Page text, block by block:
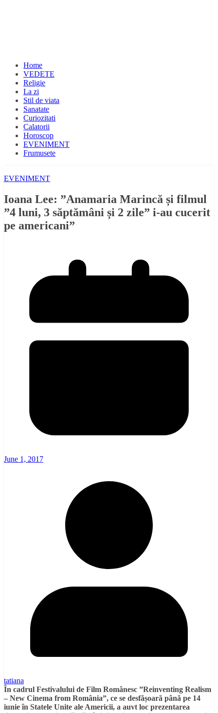
Home
VEDETE
Religie
La zi
Stil de viata
Sanatate
Curiozitati
Calatorii
Horoscop
EVENIMENT
Frumusete
EVENIMENT
Ioana Lee: ”Anamaria Marincă și filmul
”4 luni, 3 săptămâni și 2 zile” i-au cucerit
pe americani”
June 1, 2017
tatiana
În cadrul Festivalului de Film Românesc ”Reinventing Realism
– New Cinema from România”, ce se desfășoară până pe 14
iunie în Statele Unite ale Americii, a auvt loc prezentarea